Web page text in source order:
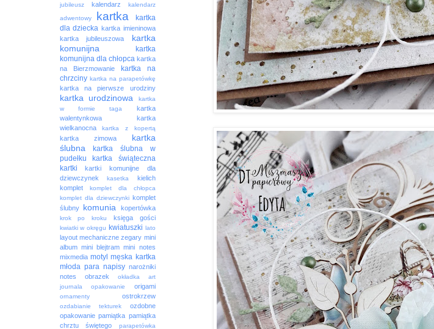
jubileusz
kalendarz
kalendarz
adwentowy
kartka
kartka
dla dziecka kartka imieninowa
kartka jubileuszowa
kartka
komunijna
kartka
komunijna dla chłopca kartka
na Bierzmowanie
kartka na
chrzciny kartka na parapetówkę
kartka na pierwsze urodziny
kartka urodzinowa
kartka
w formie taga
kartka
walentynkowa
kartka
wielkanocna
kartka z kopertą
kartka zimowa
kartka
ślubna
kartka ślubna w
pudełku
kartka świąteczna
kartki
kartki komunijne dla
dziewczynek
kasetka
kielich
komplet
komplet dla chłopca
komplet dla dziewczynki komplet
ślubny
komunia kopertówka
krok po kroku księga gości
kwiatki w okręgu kwiatuszki lato
layout mechaniczne zegary mini
album mini blejtram mini notes
mixmedia motyl męska kartka
młoda para napisy narożniki
notes
obrazek
okładka art
journala
opakowanie origami
ornamenty ostrokrzew
ozdabianie tekturek
ozdobne
opakowanie pamiątka pamiątka
chrztu świętego
parapetówka